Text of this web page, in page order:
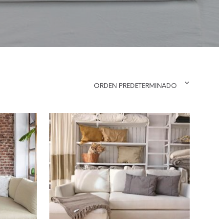
ORDEN PREDETERMINADO